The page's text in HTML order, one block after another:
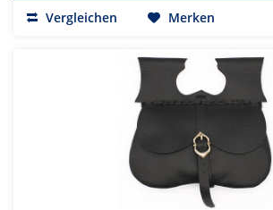
Vergleichen Merken